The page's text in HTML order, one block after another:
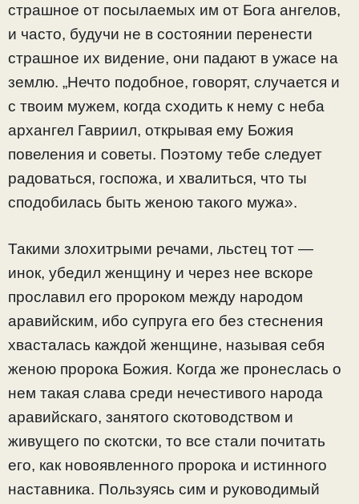
страшное от посылаемых им от Бога ангелов,
и часто, будучи не в состоянии перенести
страшное их видение, они падают в ужасе на
землю. „Нечто подобное, говорят, случается и
с твоим мужем, когда сходить к нему с неба
архангел Гавриил, открывая ему Божия
повеления и советы. Поэтому тебе следует
радоваться, госпожа, и хвалиться, что ты
сподобилась быть женою такого мужа».
Такими злохитрыми речами, льстец тот —
инок, убедил женщину и через нее вскоре
прославил его пророком между народом
аравийским, ибо супруга его без стеснения
хвасталась каждой женщине, называя себя
женою пророка Божия. Когда же пронеслась о
нем такая слава среди нечестивого народа
аравийскаго, занятого скотоводством и
живущего по скотски, то все стали почитать
его, как новоявленного пророка и истинного
наставника. Пользуясь сим и руководимый